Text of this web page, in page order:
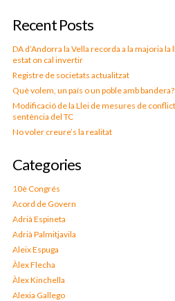
Recent Posts
DA d’Andorra la Vella recorda a la majoria
estat on cal invertir
Registre de societats actualitzat
Què volem, un país o un poble amb bandera?
Modificació de la Llei de mesures de
sentència del TC
No voler creure’s la realitat
Categories
10è Congrés
Acord de Govern
Adrià Espineta
Adrià Palmitjavila
Aleix Espuga
Àlex Flecha
Àlex Kinchella
Alexia Gallego